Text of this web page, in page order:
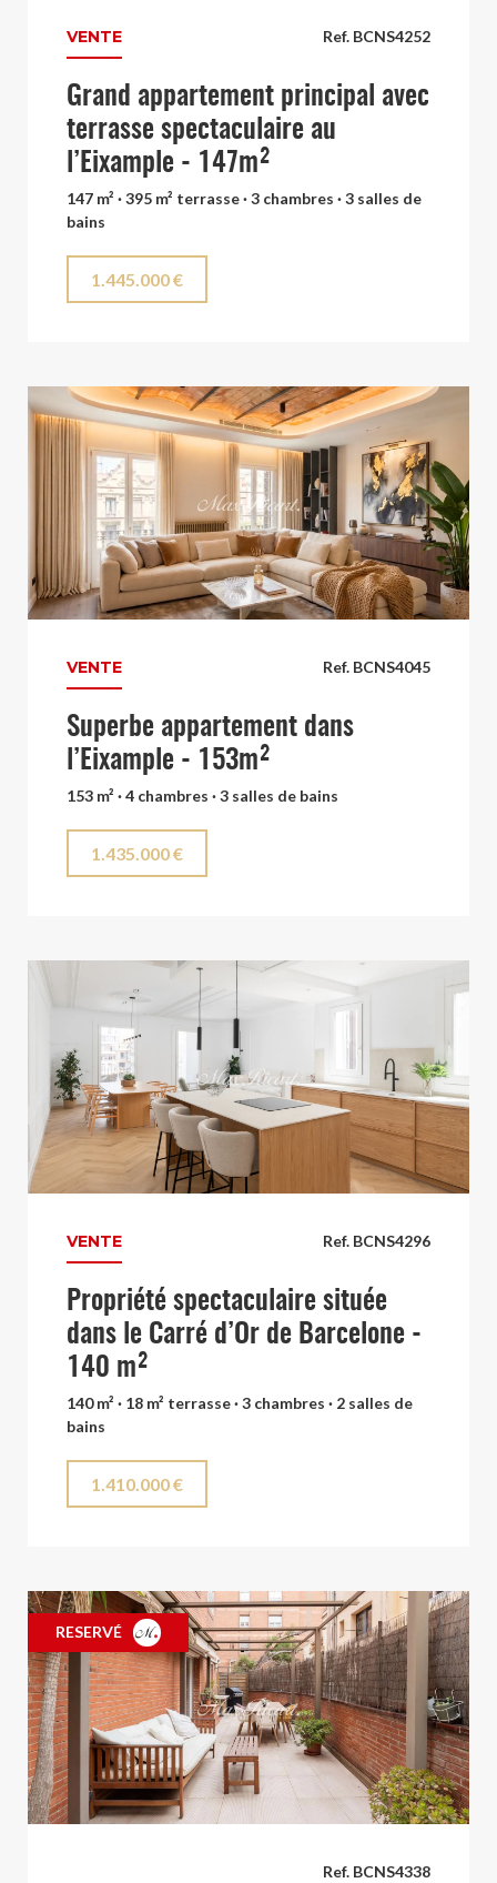
Ref. BCNS4252
VENTE
Grand appartement principal avec
terrasse spectaculaire au
l’Eixample - 147m²
147 m² · 395 m² terrasse · 3 chambres · 3 salles de
bains
1.445.000 €
Ref. BCNS4045
VENTE
Superbe appartement dans
l’Eixample - 153m²
153 m² · 4 chambres · 3 salles de bains
1.435.000 €
Ref. BCNS4296
VENTE
Propriété spectaculaire située
dans le Carré d’Or de Barcelone -
140 m²
140 m² · 18 m² terrasse · 3 chambres · 2 salles de
bains
1.410.000 €
RESERVÉ
Ref. BCNS4338